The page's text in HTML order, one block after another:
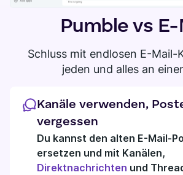
All Integrationen anzeigen
MARKTPLATZ
Verbinde dein Team, deine Partner und
Entdecke das digitale HQ
Pumble vs E-
Schluss mit endlosen E-Mail-
jeden und alles an
Kanäle verwenden,
vergessen
Du kannst den alten E-Mail-
ersetzen und mit Kanälen,
Direktnachrichten und